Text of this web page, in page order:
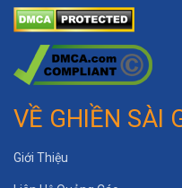
VỀ GHIỀN SÀI
Giới Thiệu